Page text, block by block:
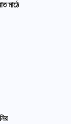
মাঠে